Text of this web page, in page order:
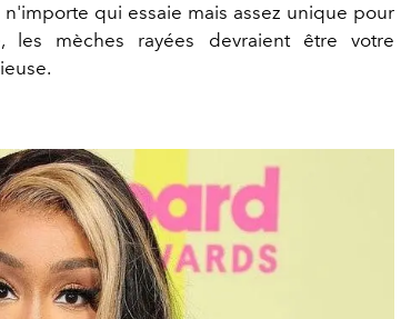
qui essaie mais assez unique pour
mèches rayées devraient être votre